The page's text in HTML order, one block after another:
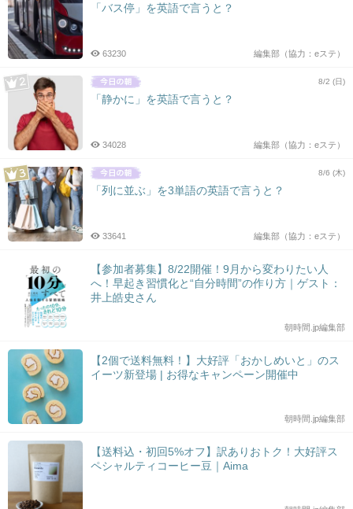
「バス停」を英語で言うと？
編集部（協力：eステ）
63230
8/2 (日)
「静かに」を英語で言うと？
編集部（協力：eステ）
34028
8/6 (木)
「列に並ぶ」を3単語の英語で言うと？
編集部（協力：eステ）
33641
【参加者募集】8/22開催！9月から変わりたい人
へ！早起き習慣化と“自分時間”の作り方｜ゲスト：
井上皓史さん
朝時間.jp編集部
【2個で送料無料！】大好評「おかしめいと」のス
イーツ新登場 | お得なキャンペーン開催中
朝時間.jp編集部
【送料込・初回5%オフ】訳ありおトク！大好評ス
ペシャルティコーヒー豆｜Aima